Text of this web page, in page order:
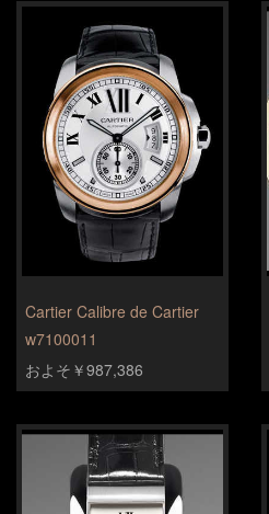
Cartier Calibre de Cartier
w7100011
およそ￥987,386